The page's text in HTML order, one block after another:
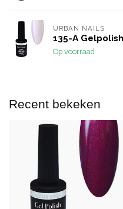
URBAN NAILS
135-A
Op voorraad
Recent bekeken